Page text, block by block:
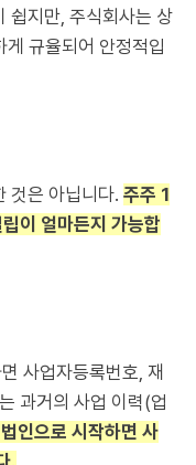
쉽지만, 주식회사는 상
규율되어 안정적입
것은 아닙니다. 주주 1
이 얼마든지 가능합
사업자등록번호, 재
과거의 사업 이력(업
인으로 시작하면 사